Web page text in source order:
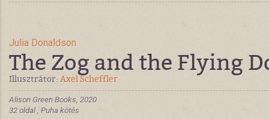
Julia Donaldson
The Zog and the Flying
Illusztrátor: Axel Scheffler
Alison Green Books, 2020
32 oldal , Puha kötés